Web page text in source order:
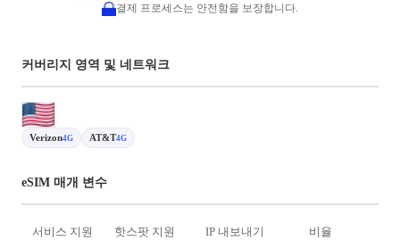
결제 프로세스는 안전함을 보장합니다.
커버리지 영역 및 네트워크
Verizon4G AT&T4G
eSIM 매개 변수
서비스 지원
핫스팟 지원
IP 내보내기
비율